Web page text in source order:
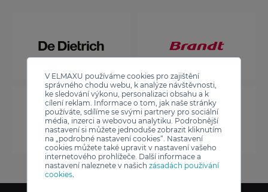
V ELMAXU používáme cookies pro zajištění
správného chodu webu, k analýze návštěvnosti,
ke sledování výkonu, personalizaci obsahu a k
cílení reklam. Informace o tom, jak naše stránky
používáte, sdílíme se svými partnery pro sociální
média, inzerci a webovou analytiku. Podrobnější
nastavení si můžete jednoduše zobrazit kliknutím
na „podrobné nastavení cookies“. Nastavení
cookies můžete také upravit v nastavení vašeho
internetového prohlížeče. Další informace a
nastavení naleznete v našich zásadách používání
cookies.